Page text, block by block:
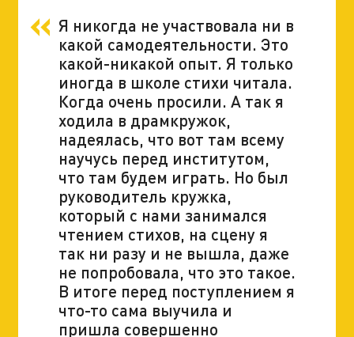
Я никогда не участвовала ни в
какой самодеятельности. Это
какой-никакой опыт. Я только
иногда в школе стихи читала.
Когда очень просили. А так я
ходила в драмкружок,
надеялась, что вот там всему
научусь перед институтом,
что там будем играть. Но был
руководитель кружка,
который с нами занимался
чтением стихов, на сцену я
так ни разу и не вышла, даже
не попробовала, что это такое.
В итоге перед поступлением я
что-то сама выучила и
пришла совершенно